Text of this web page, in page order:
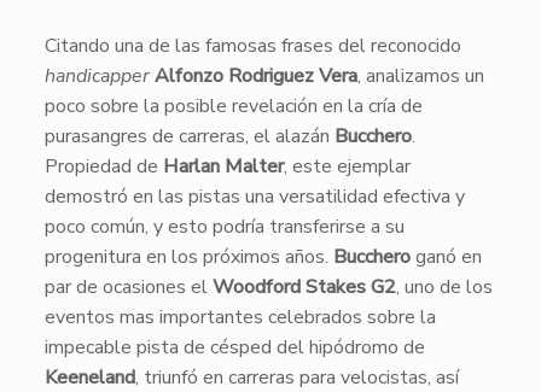
​​Citando una de las famosas frases del reconocido
handicapperAlfonzo Rodriguez Vera, analizamos un
poco sobre la posible revelación en la cría de
purasangres de carreras, el alazán Bucchero.
Propiedad de Harlan Malter, este ejemplar
demostró en las pistas una versatilidad efectiva y
poco común, y esto podría transferirse a su
progenitura en los próximos años. Buccheroganó en
par de ocasiones elWoodford Stakes G2, uno de los
eventos mas importantes celebrados sobre la
impecable pista de césped del hipódromo de
Keeneland, triunfó en carreras para velocistas, así